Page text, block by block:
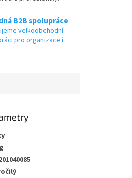
B2B spolupráce
velkoobchodní
pro organizace i